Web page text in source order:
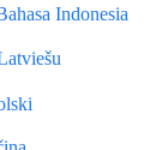
Indonesia